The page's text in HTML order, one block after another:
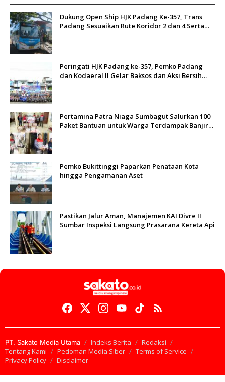
Dukung Open Ship HJK Padang Ke-357, Trans
Padang Sesuaikan Rute Koridor 2 dan 4 Serta
Peringati HJK Padang ke-357, Pemko Padang
dan Kodaeral II Gelar Baksos dan Aksi Bersih
Pertamina Patra Niaga Sumbagut Salurkan 100
Paket Bantuan untuk Warga Terdampak Banjir
Pemko Bukittinggi Paparkan Penataan Kota
hingga Pengamanan Aset
Pastikan Jalur Aman, Manajemen KAI Divre II
Sumbar Inspeksi Langsung Prasarana Kereta Api
PT. Sakato Media Utama Indeks Berita
Redaksi
Tentang Kami
Pedoman Media Siber
Terms of Service
Privacy Policy
Disclaimer